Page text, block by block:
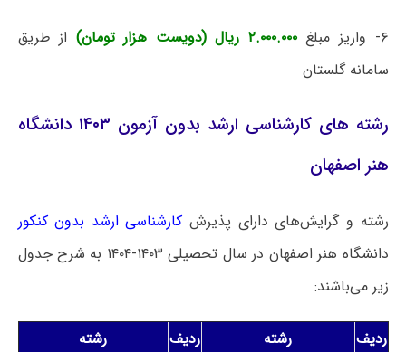
۶- واریز مبلغ ۲.۰۰۰.۰۰۰ ریال (دویست هزار تومان)
از طریق
سامانه گلستان
رشته های کارشناسی ارشد بدون آزمون ۱۴۰۳ دانشگاه
هنر اصفهان
رشته و گرایش‌های دارای پذیرش کارشناسی ارشد بدون کنکور
دانشگاه هنر اصفهان در سال تحصیلی ۱۴۰۳-۱۴۰۴ به شرح جدول
زیر می‌باشند:
ردیف رشته ردیف رشته